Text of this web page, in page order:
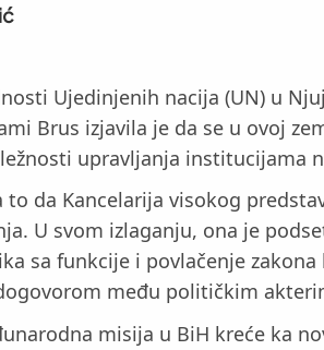
Ujedinjenih nacija (UN) u
Brus izjavila je da se u ovoj
upravljanja institucijama
to da Kancelarija visokog
U svom izlaganju, ona je
sa funkcije i povlačenje
među političkim
misija u BiH kreće ka